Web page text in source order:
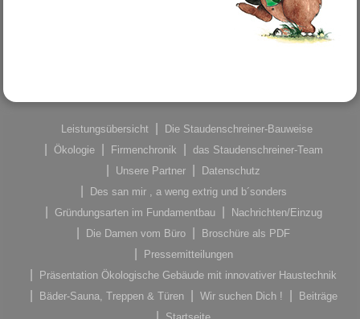
Leistungsübersicht
Die Staudenschreiner-Bauweise
Ökologie
Firmenchronik
das Staudenschreiner-Team
Unsere Partner
Datenschutz
Des san mir , a weng extrig und b´sonders
Gründungsarten im Fundamentbau
Nachrichten/Einzug
Die Damen vom Büro
Broschüre als PDF
Pressemitteilungen
Präsentation Ökologische Gebäude mit innovativer Haustechnik
Bäder-Sauna, Treppen & Türen
Wir suchen Dich !
Beiträge